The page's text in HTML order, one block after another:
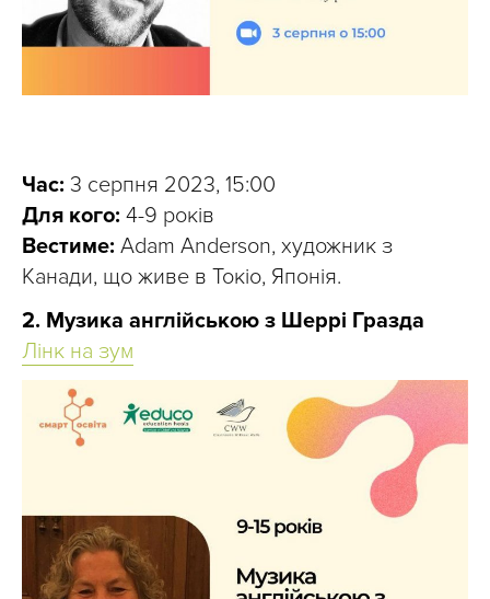
Час: 3 серпня 2023, 15:00
Для кого: 4-9 років
Вестиме: Adam Anderson, художник з
Канади, що живе в Токіо, Японія.
2. Музика англійською з Шеррі Гразда
Лінк на зум